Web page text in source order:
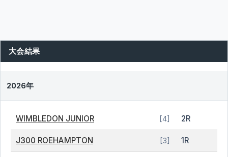
大会結果
2026年
WIMBLEDON JUNIOR [4] 2R
J300 ROEHAMPTON [3] 1R